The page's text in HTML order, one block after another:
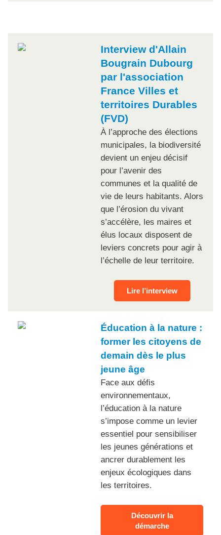
Interview d'Allain
Bougrain Dubourg
par l'association
France Villes et
territoires Durables
(FVD)
À l’approche des élections
municipales, la biodiversité
devient un enjeu décisif
pour l’avenir des
communes et la qualité de
vie de leurs habitants. Alors
que l’érosion du vivant
s’accélère, les maires et
élus locaux disposent de
leviers concrets pour agir à
l’échelle de leur territoire.
Lire l’interview
Éducation à la nature :
former les citoyens de
demain dès le plus
jeune âge
Face aux défis
environnementaux,
l’éducation à la nature
s’impose comme un levier
essentiel pour sensibiliser
les jeunes générations et
ancrer durablement les
enjeux écologiques dans
les territoires.
Découvrir la
démarche